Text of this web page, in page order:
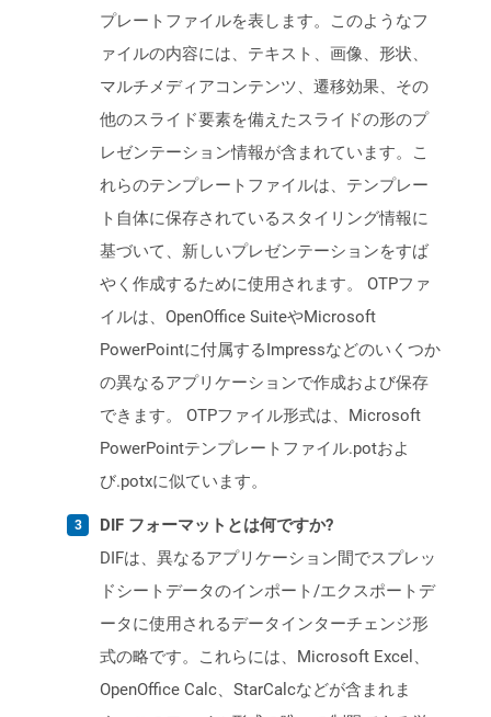
プレートファイルを表します。このようなフ
ァイルの内容には、テキスト、画像、形状、
マルチメディアコンテンツ、遷移効果、その
他のスライド要素を備えたスライドの形のプ
レゼンテーション情報が含まれています。こ
れらのテンプレートファイルは、テンプレー
ト自体に保存されているスタイリング情報に
基づいて、新しいプレゼンテーションをすば
やく作成するために使用されます。 OTPファ
イルは、OpenOffice SuiteやMicrosoft
PowerPointに付属するImpressなどのいくつか
の異なるアプリケーションで作成および保存
できます。 OTPファイル形式は、Microsoft
PowerPointテンプレートファイル.potおよ
び.potxに似ています。
DIF フォーマットとは何ですか?
DIFは、異なるアプリケーション間でスプレッ
ドシートデータのインポート/エクスポートデ
ータに使用されるデータインターチェンジ形
式の略です。これらには、Microsoft Excel、
OpenOffice Calc、StarCalcなどが含まれま